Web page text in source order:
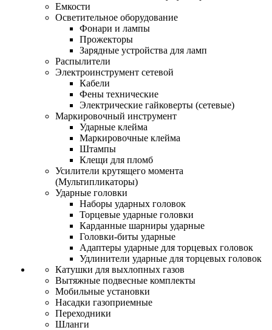
Емкости
Осветительное оборудование
Фонари и лампы
Прожекторы
Зарядные устройства для ламп
Распылители
Электроинструмент сетевой
Кабели
Фены технические
Электрические гайковерты (сетевые)
Маркировочный инструмент
Ударные клейма
Маркировочные клейма
Штампы
Клещи для пломб
Усилители крутящего момента
(Мультипликаторы)
Ударные головки
Наборы ударных головок
Торцевые ударные головки
Карданные шарниры ударные
Головки-биты ударные
Адаптеры ударные для торцевых головок
Удлинители ударные для торцевых головок
Катушки для выхлопных газов
Вытяжные подвесные комплекты
Мобильные установки
Насадки газоприемные
Переходники
Шланги